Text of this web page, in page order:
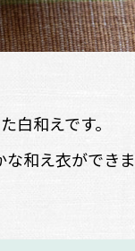
白和えです。
和え衣ができ